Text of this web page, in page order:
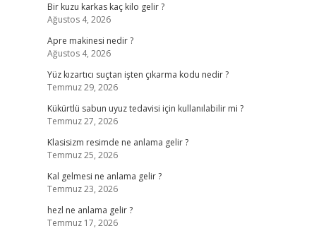
Bir kuzu karkas kaç kilo gelir ?
Ağustos 4, 2026
Apre makinesi nedir ?
Ağustos 4, 2026
Yüz kızartıcı suçtan işten çıkarma kodu nedir ?
Temmuz 29, 2026
Kükürtlü sabun uyuz tedavisi için kullanılabilir mi ?
Temmuz 27, 2026
Klasisizm resimde ne anlama gelir ?
Temmuz 25, 2026
Kal gelmesi ne anlama gelir ?
Temmuz 23, 2026
hezl ne anlama gelir ?
Temmuz 17, 2026